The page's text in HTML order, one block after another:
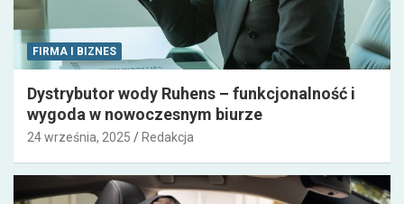
FIRMA I BIZNES
Dystrybutor wody Ruhens – funkcjonalność i
wygoda w nowoczesnym biurze
24 września, 2025 Redakcja